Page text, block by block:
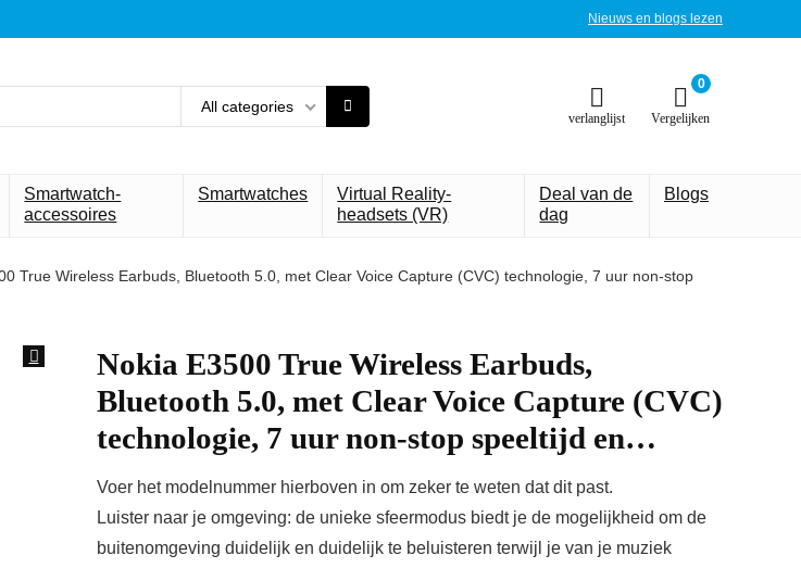
Nieuws en blogs lezen
All categories
verlanglijst
0
Vergelijken
Smartwatch-
accessoires
Smartwatches
Virtual Reality-
headsets (VR)
Deal van de
dag
Blogs
True Wireless Earbuds, Bluetooth 5.0, met Clear Voice Capture (CVC) technologie, 7 uur non-stop
Nokia E3500 True Wireless Earbuds,
Bluetooth 5.0, met Clear Voice Capture (CVC)
technologie, 7 uur non-stop speeltijd en…
Voer het modelnummer hierboven in om zeker te weten dat dit past.
Luister naar je omgeving: de unieke sfeermodus biedt je de mogelijkheid om de
buitenomgeving duidelijk en duidelijk te beluisteren terwijl je van je muziek